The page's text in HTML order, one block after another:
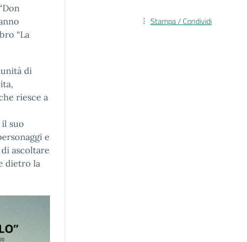
“La
di
riesce a
suo
e
ascoltare
dietro la
Stampa / Condividi